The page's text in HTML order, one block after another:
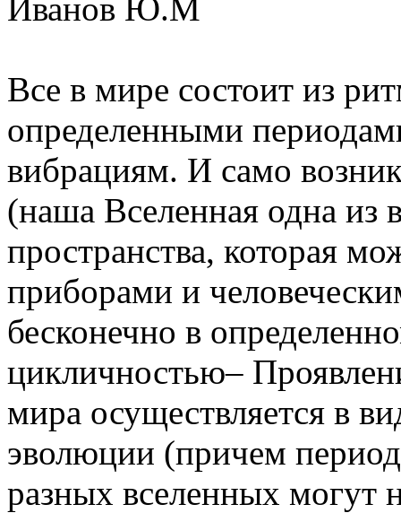
Иванов Ю.М
Все в мире состоит из
определенными
вибрациям. И само
(наша Вселенная одна из
пространства, которая
приборами и
бесконечно в
цикличностью–
мира осуществляется в
эволюции (причем
разных вселенных могут